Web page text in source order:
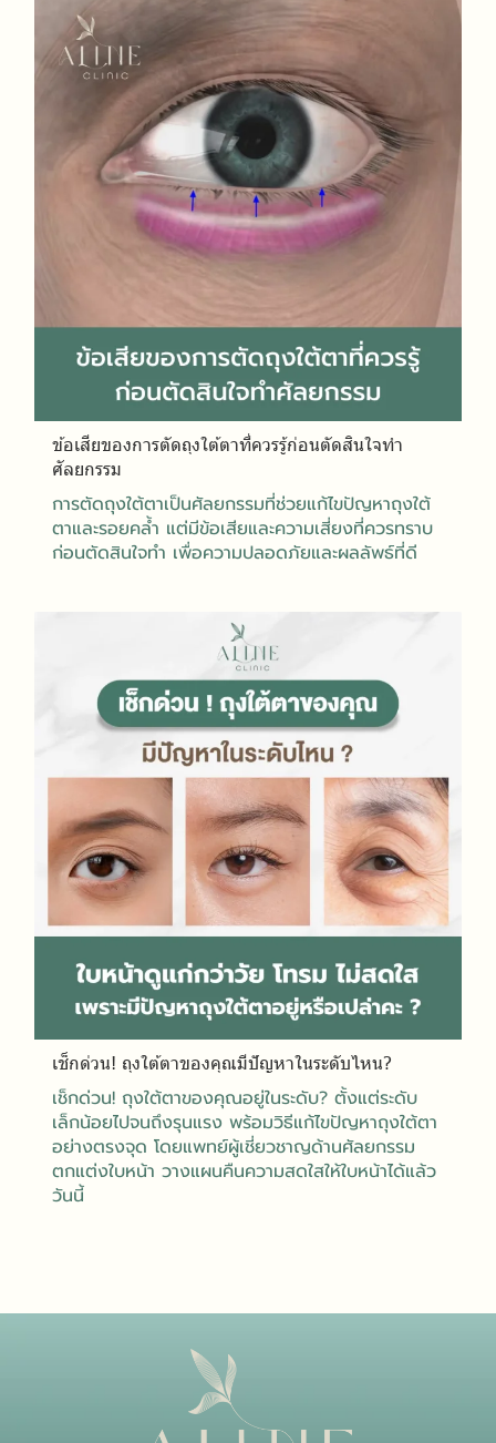
ข้อเสียของการตัดถุงใต้ตาที่ควรรู้ก่อนตัดสินใจทำ
ศัลยกรรม
การตัดถุงใต้ตาเป็นศัลยกรรมที่ช่วยแก้ไขปัญหาถุงใต้
ตาและรอยคล้ำ แต่มีข้อเสียและความเสี่ยงที่ควรทราบ
ก่อนตัดสินใจทำ เพื่อความปลอดภัยและผลลัพธ์ที่ดี
เช็กด่วน! ถุงใต้ตาของคุณมีปัญหาในระดับไหน?
เช็กด่วน! ถุงใต้ตาของคุณอยู่ในระดับ? ตั้งแต่ระดับ
เล็กน้อยไปจนถึงรุนแรง พร้อมวิธีแก้ไขปัญหาถุงใต้ตา
อย่างตรงจุด โดยแพทย์ผู้เชี่ยวชาญด้านศัลยกรรม
ตกแต่งใบหน้า วางแผนคืนความสดใสให้ใบหน้าได้แล้ว
วันนี้